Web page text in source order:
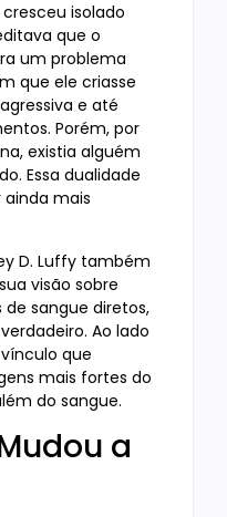
isolado
que o
um problema
que ele criasse
e até
Porém, por
existia alguém
Essa dualidade
mais
D. Luffy também
visão sobre
sangue diretos,
Ao lado
que
mais fortes do
do sangue.
a